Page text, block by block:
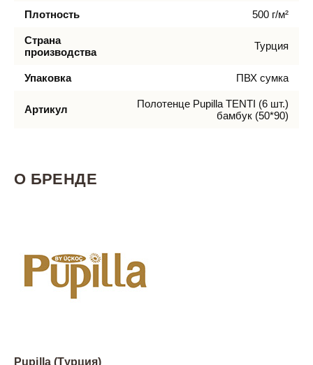
Плотность 500 г/м²
Страна
производства
Турция
Упаковка ПВХ сумка
Артикул
Полотенце Pupilla TENTI (6 шт.)
бамбук (50*90)
О БРЕНДЕ
Pupilla (Турция)